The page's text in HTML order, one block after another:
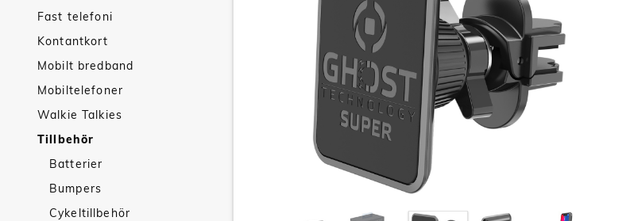
Fast telefoni
Kontantkort
Mobilt bredband
Mobiltelefoner
Walkie Talkies
Tillbehör
Batterier
Bumpers
Cykeltillbehör